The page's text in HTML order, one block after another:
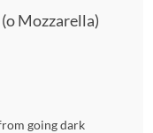
(o Mozzarella)
going dark